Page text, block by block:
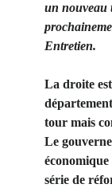
un nouveau
Entretien.
La droite
tour mais
Le
série de